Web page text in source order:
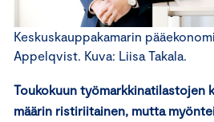
Keskuskauppakamarin
Appelqvist. Kuva: Liisa Takala.
Toukokuun työmarkkinatilastojen
määrin ristiriitainen, mutta